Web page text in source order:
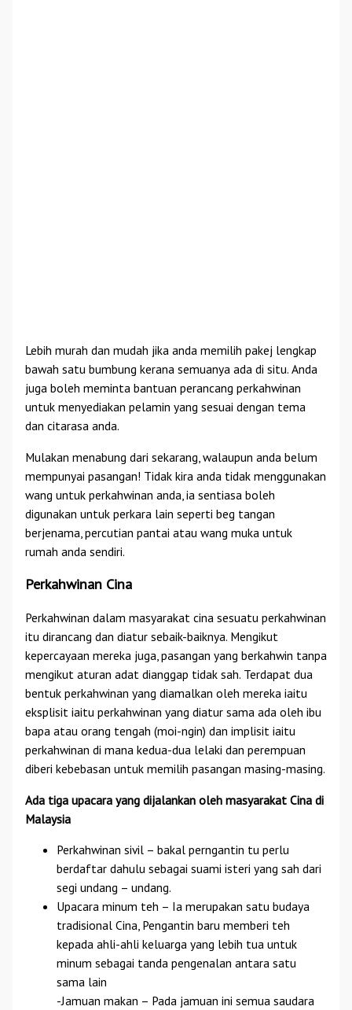
Lebih murah dan mudah jika anda memilih pakej lengkap
bawah satu bumbung kerana semuanya ada di situ. Anda
juga boleh meminta bantuan perancang perkahwinan
untuk menyediakan pelamin yang sesuai dengan tema
dan citarasa anda.
Mulakan menabung dari sekarang, walaupun anda belum
mempunyai pasangan! Tidak kira anda tidak menggunakan
wang untuk perkahwinan anda, ia sentiasa boleh
digunakan untuk perkara lain seperti beg tangan
berjenama, percutian pantai atau wang muka untuk
rumah anda sendiri.
Perkahwinan Cina
Perkahwinan dalam masyarakat cina sesuatu perkahwinan
itu dirancang dan diatur sebaik-baiknya. Mengikut
kepercayaan mereka juga, pasangan yang berkahwin tanpa
mengikut aturan adat dianggap tidak sah. Terdapat dua
bentuk perkahwinan yang diamalkan oleh mereka iaitu
eksplisit iaitu perkahwinan yang diatur sama ada oleh ibu
bapa atau orang tengah (moi-ngin) dan implisit iaitu
perkahwinan di mana kedua-dua lelaki dan perempuan
diberi kebebasan untuk memilih pasangan masing-masing.
Ada tiga upacara yang dijalankan oleh masyarakat Cina di
Malaysia
Perkahwinan sivil – bakal perngantin tu perlu
berdaftar dahulu sebagai suami isteri yang sah dari
segi undang – undang.
Upacara minum teh – Ia merupakan satu budaya
tradisional Cina, Pengantin baru memberi teh
kepada ahli-ahli keluarga yang lebih tua untuk
minum sebagai tanda pengenalan antara satu
sama lain
-Jamuan makan – Pada jamuan ini semua saudara